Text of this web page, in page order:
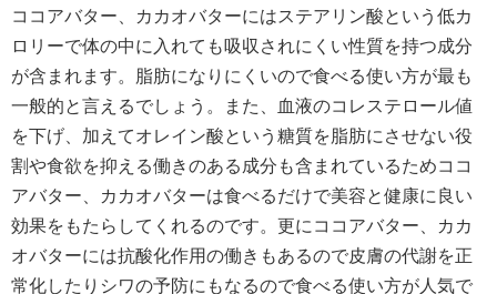
ココアバター、カカオバターにはステアリン酸という低カ
ロリーで体の中に入れても吸収されにくい性質を持つ成分
が含まれます。脂肪になりにくいので食べる使い方が最も
一般的と言えるでしょう。また、血液のコレステロール値
を下げ、加えてオレイン酸という糖質を脂肪にさせない役
割や食欲を抑える働きのある成分も含まれているためココ
アバター、カカオバターは食べるだけで美容と健康に良い
効果をもたらしてくれるのです。更にココアバター、カカ
オバターには抗酸化作用の働きもあるので皮膚の代謝を正
常化したりシワの予防にもなるので食べる使い方が人気で